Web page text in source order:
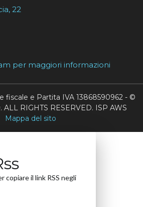
22
per maggiori informazioni
fiscale e Partita IVA 13868590962 - ©
RIGHTS RESERVED. ISP AWS
Mappa del sito
copiare il link RSS negli